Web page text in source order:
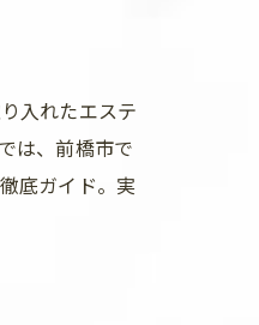
入れたエステ
は、前橋市で
底ガイド。実